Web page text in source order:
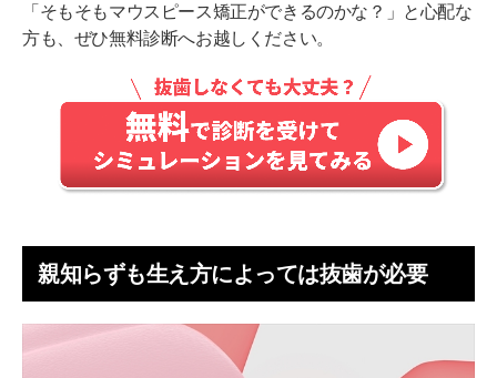
「そもそもマウスピース矯正ができるのかな？」と心配な
方も、ぜひ無料診断へお越しください。
親知らずも生え方によっては抜歯が必要